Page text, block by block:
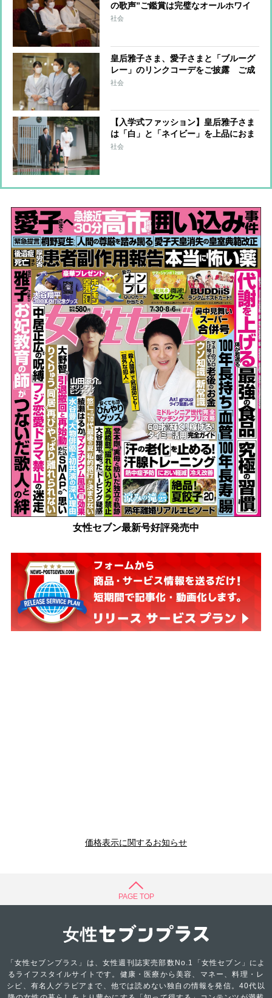
の歌声”ご鑑賞は完璧なオールホワイ
トファッション
社会
皇后雅子さま、愛子さまと「ブルーグ
レー」のリンクコーデをご披露 ご成
婚パレードの日を振り返り笑顔を見せ
社会
【入学式ファッション】皇后雅子さま
は「白」と「ネイビー」を上品におま
とめに、紀子さまは「白」をベースに
社会
女性セブン最新号好評発売中
価格表示に関するお知らせ
PAGE TOP
「女性セブンプラス」は、女性週刊誌実売部数No.1「女性セブン」によ
るライフスタイルサイトです。健康・医療から美容、マネー、料理・レ
シピ、有名人グラビアまで、他では読めない独自の情報を発信。40代以